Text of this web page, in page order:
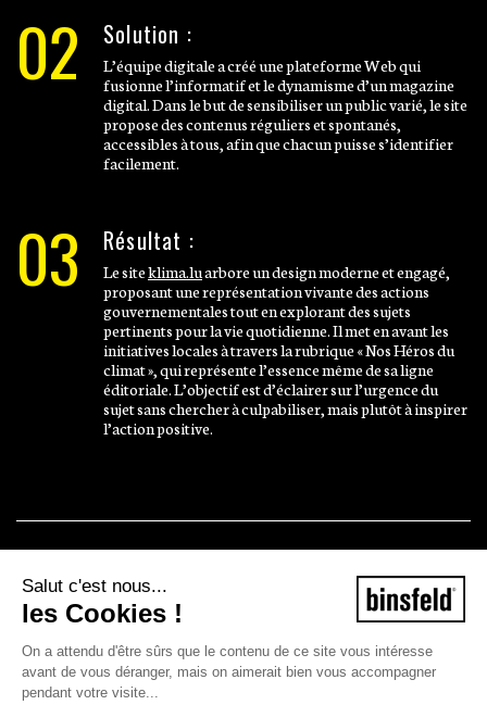
Salut c'est nous...
les Cookies !
On a attendu d'être sûrs que le contenu de ce site vous intéresse
avant de vous déranger, mais on aimerait bien vous accompagner
pendant votre visite...
02 Solution :
L’équipe digitale a créé une plateforme Web qui
fusionne l’informatif et le dynamisme d’un magazine
digital. Dans le but de sensibiliser un public varié, le site
propose des contenus réguliers et spontanés,
accessibles à tous, afin que chacun puisse s’identifier
facilement.
03 Résultat :
Le siteklima.luarbore un design moderne et engagé,
proposant une représentation vivante des actions
gouvernementales tout en explorant des sujets
pertinents pour la vie quotidienne. Il met en avant les
initiatives locales à travers la rubrique « Nos Héros du
climat », qui représente l’essence même de sa ligne
éditoriale. L’objectif est d’éclairer sur l’urgence du
sujet sans chercher à culpabiliser, mais plutôt à inspirer
l’action positive.